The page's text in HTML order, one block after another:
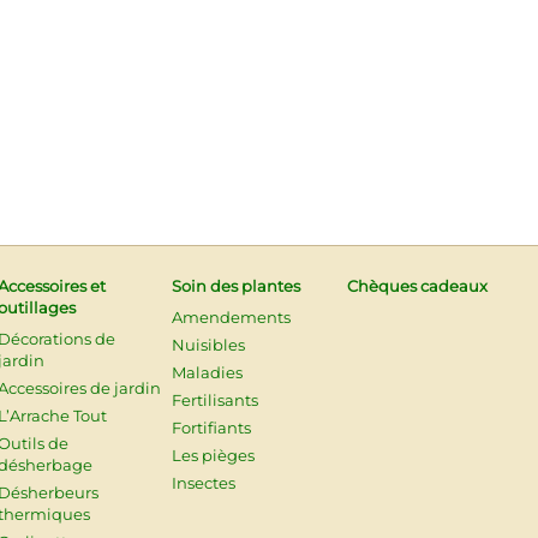
et
de
de jardin
Tout
de
Soin des plantes
Amendements
Nuisibles
Maladies
Fertilisants
Fortifiants
Les pièges
Insectes
Chèques cadeaux